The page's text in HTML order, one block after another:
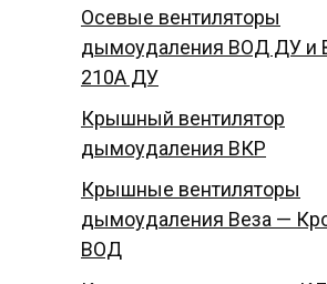
Осевые вентиляторы
дымоудаления ВОД ДУ и
210А ДУ
Крышный вентилятор
дымоудаления ВКР
Крышные вентиляторы
дымоудаления Веза —
ВОД